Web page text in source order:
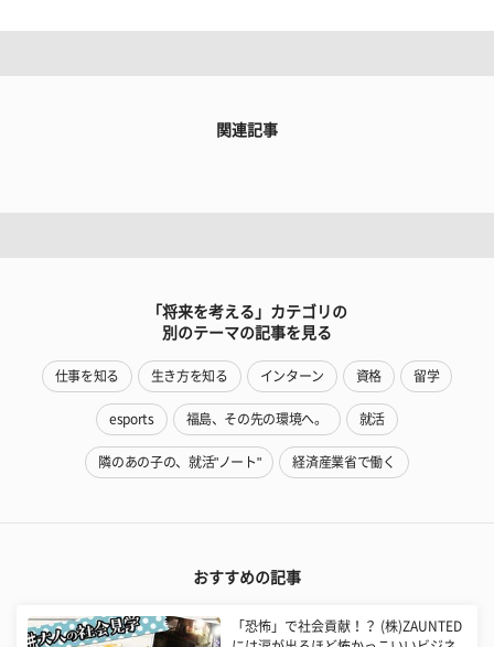
関連記事
「将来を考える」カテゴリの
別のテーマの記事を見る
仕事を知る 生き方を知る インターン 資格 留学
esports 福島、その先の環境へ。 就活
隣のあの子の、就活"ノート" 経済産業省で働く
おすすめの記事
「恐怖」で社会貢献！？ (株)ZAUNTED